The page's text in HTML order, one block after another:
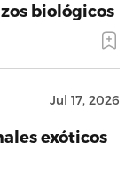
biológicos
Jul 17, 2026
exóticos